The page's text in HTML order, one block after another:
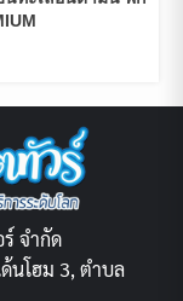
จำกัด
นโฮม 3, ตำบล